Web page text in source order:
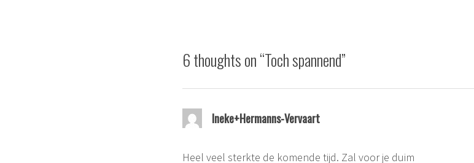
6 thoughts on “Toch spannend”
Ineke+Hermanns-Vervaart
Heel veel sterkte de komende tijd. Zal voor je duim